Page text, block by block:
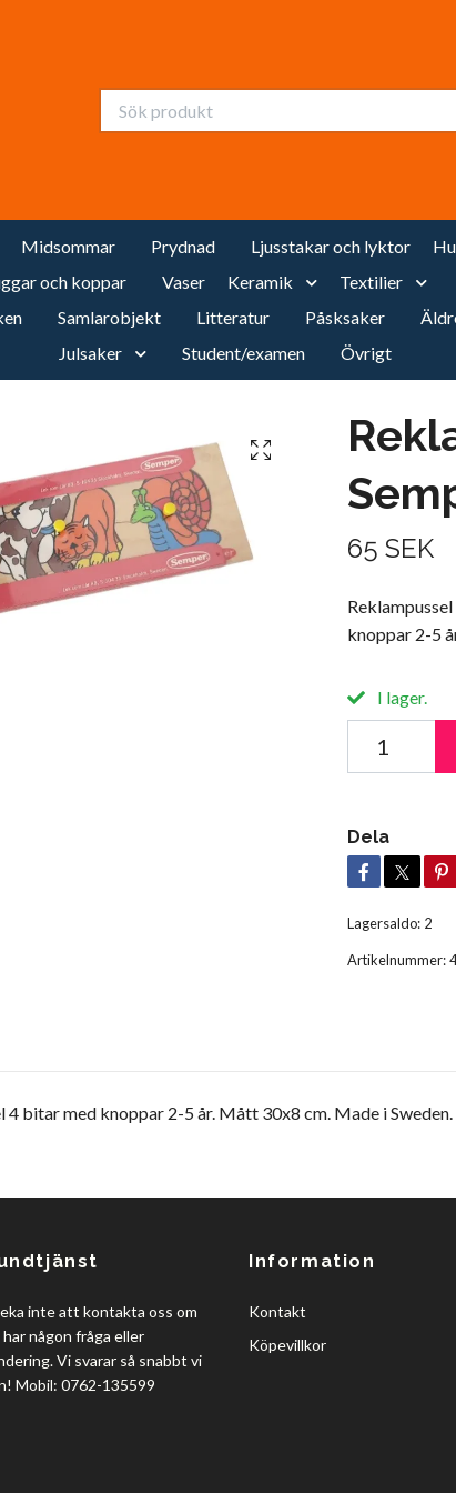
Midsommar Prydnad Ljusstakar och lyktor
och koppar Vaser Keramik Textilier
Samlarobjekt Litteratur Påsksaker
Julsaker
Student/examen Övrigt
65 SEK
knoppar 2-5
I lager.
Dela
Lagersaldo: 2
Artikelnummer:
4 bitar med knoppar 2-5 år. Mått 30x8 cm. Made i Sweden.
inte att kontakta oss om
har någon fråga eller
Vi svarar så snabbt vi
Mobil: 0762-135599
Information
Kontakt
Köpevillkor